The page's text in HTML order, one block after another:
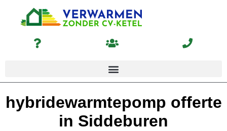
hybridewarmtepomp offerte
in Siddeburen